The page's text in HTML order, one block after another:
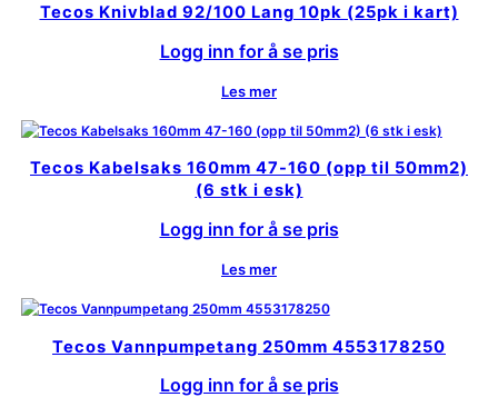
Tecos Knivblad 92/100 Lang 10pk (25pk i kart)
Logg inn for å se pris
Les mer
Tecos Kabelsaks 160mm 47-160 (opp til 50mm2)
(6 stk i esk)
Logg inn for å se pris
Les mer
Tecos Vannpumpetang 250mm 4553178250
Logg inn for å se pris